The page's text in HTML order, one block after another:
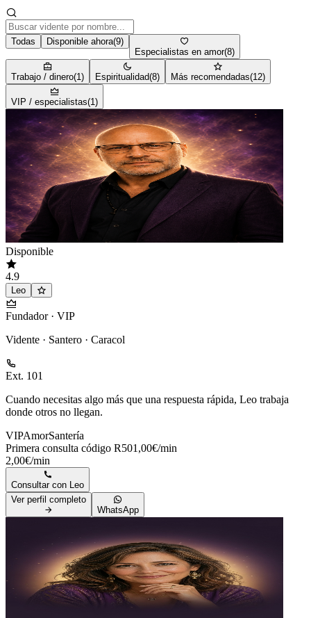
Todas Disponible ahora(9)
Especialistas en amor(8)
Trabajo / dinero(1) Espiritualidad(8) Más recomendadas(12)
VIP / especialistas(1)
Disponible
4.9
Leo
Fundador · VIP
Vidente · Santero · Caracol
Ext. 101
Cuando necesitas algo más que una respuesta rápida, Leo trabaja
donde otros no llegan.
VIPAmorSantería
Primera consulta código R501,00€/min
2,00€/min
Consultar con Leo
Ver perfil completo
WhatsApp